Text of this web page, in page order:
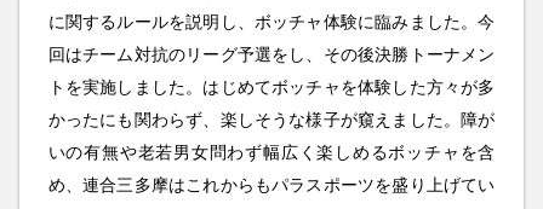
に関するルールを説明し、ボッチャ体験に臨みました。今
回はチーム対抗のリーグ予選をし、その後決勝トーナメン
トを実施しました。はじめてボッチャを体験した方々が多
かったにも関わらず、楽しそうな様子が窺えました。障が
いの有無や老若男女問わず幅広く楽しめるボッチャを含
め、連合三多摩はこれからもパラスポーツを盛り上げてい